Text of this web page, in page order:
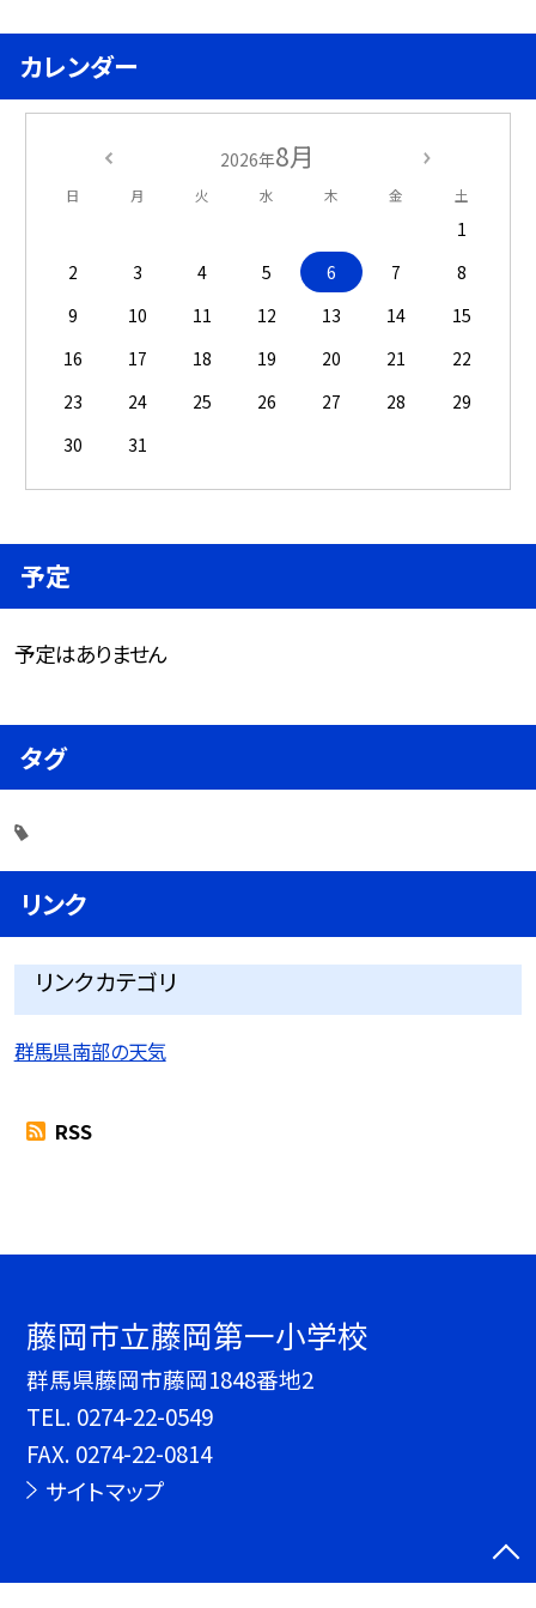
カレンダー
2026年8月
日 月 火 水 木 金 土
1
2
3 4 5 6 7
8
9
10 11 12 13 14
15
16
17 18 19 20 21
22
23
24 25 26 27 28
29
30
31
予定
予定はありません
タグ
リンク
リンクカテゴリ
群馬県南部の天気
RSS
藤岡市立藤岡第一小学校
群馬県藤岡市藤岡1848番地2
TEL. 0274-22-0549
FAX. 0274-22-0814
サイトマップ